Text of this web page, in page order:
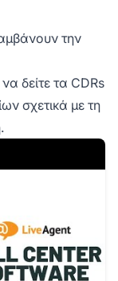
την
δείτε τα CDRs
σχετικά με τη